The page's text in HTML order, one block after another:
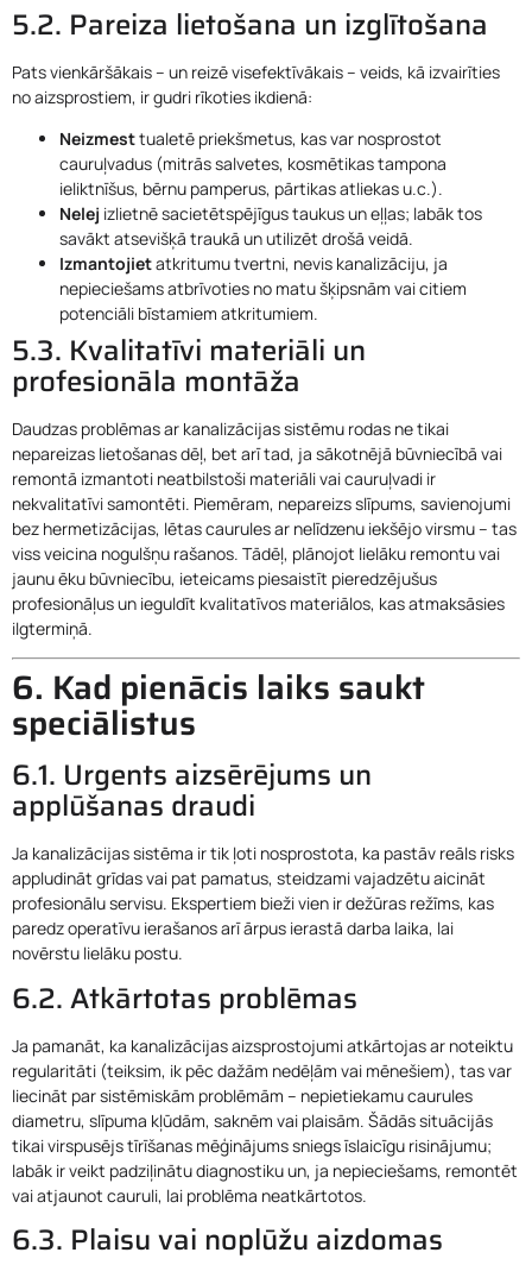
5.2. Pareiza lietošana un izglītošana
Pats vienkāršākais – un reizē visefektīvākais – veids, kā izvairīties
no aizsprostiem, ir gudri rīkoties ikdienā:
Neizmesttualetē priekšmetus, kas var nosprostot
cauruļvadus (mitrās salvetes, kosmētikas tampona
ieliktnīšus, bērnu pamperus, pārtikas atliekas u.c.).
Nelej izlietnē sacietētspējīgus taukus un eļļas; labāk tos
savākt atsevišķā traukā un utilizēt drošā veidā.
Izmantojietatkritumu tvertni, nevis kanalizāciju, ja
nepieciešams atbrīvoties no matu šķipsnām vai citiem
potenciāli bīstamiem atkritumiem.
5.3. Kvalitatīvi materiāli un
profesionāla montāža
Daudzas problēmas ar kanalizācijas sistēmu rodas ne tikai
nepareizas lietošanas dēļ, bet arī tad, ja sākotnējā būvniecībā vai
remontā izmantoti neatbilstoši materiāli vai cauruļvadi ir
nekvalitatīvi samontēti. Piemēram, nepareizs slīpums, savienojumi
bez hermetizācijas, lētas caurules ar nelīdzenu iekšējo virsmu – tas
viss veicina nogulšņu rašanos. Tādēļ, plānojot lielāku remontu vai
jaunu ēku būvniecību, ieteicams piesaistīt pieredzējušus
profesionāļus un ieguldīt kvalitatīvos materiālos, kas atmaksāsies
ilgtermiņā.
6. Kad pienācis laiks saukt
speciālistus
6.1. Urgents aizsērējums un
applūšanas draudi
Ja kanalizācijas sistēma ir tik ļoti nosprostota, ka pastāv reāls risks
appludināt grīdas vai pat pamatus, steidzami vajadzētu aicināt
profesionālu servisu. Ekspertiem bieži vien ir dežūras režīms, kas
paredz operatīvu ierašanos arī ārpus ierastā darba laika, lai
novērstu lielāku postu.
6.2. Atkārtotas problēmas
Ja pamanāt, ka kanalizācijas aizsprostojumi atkārtojas ar noteiktu
regularitāti (teiksim, ik pēc dažām nedēļām vai mēnešiem), tas var
liecināt par sistēmiskām problēmām – nepietiekamu caurules
diametru, slīpuma kļūdām, saknēm vai plaisām. Šādās situācijās
tikai virspusējs tīrīšanas mēģinājums sniegs īslaicīgu risinājumu;
labāk ir veikt padziļinātu diagnostiku un, ja nepieciešams, remontēt
vai atjaunot cauruli, lai problēma neatkārtotos.
6.3. Plaisu vai noplūžu aizdomas